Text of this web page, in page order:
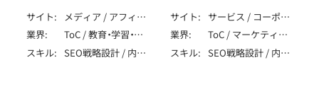
/ SaaS・ソフトウェ
ア・クラウド
生み出す！
渡辺 なおや / Watanabe
Naoya
サイト
メディア / アフィリ
エイト
業界
ToC / 教育・学習・ス
クール
スキル
SEO戦略設計 / 内部
ータドリブンなSEO
岡 拓馬 / Oka Takuma
サイト
サービス / コーポレ
ート / メディア / ア
フィリエイト / 多言
語 / SPA/SSR/SSG
業界
ToC / マーケティン
グ・IT・テクノロジー
/ 製造・インフラ（自
スキル
SEO戦略設計 / 内部